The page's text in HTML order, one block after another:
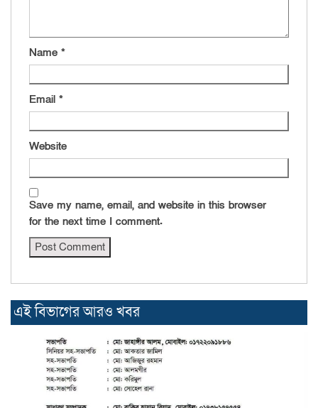
Name *
Email *
Website
Save my name, email, and website in this browser
for the next time I comment.
এই বিভাগের আরও খবর